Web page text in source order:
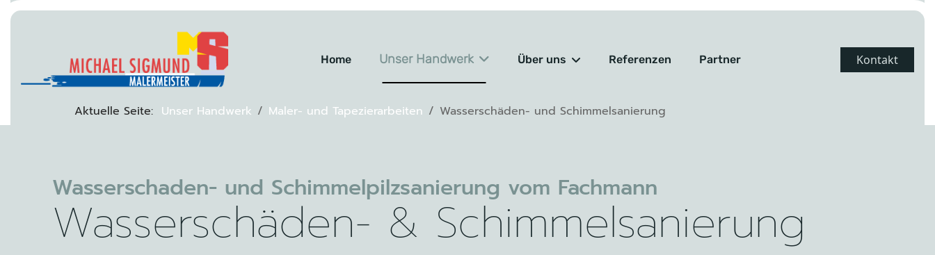
Home Unser Handwerk Über uns Referenzen Partner Kontakt
Aktuelle Seite: Unser Handwerk Maler- und Tapezierarbeiten Wasserschäden- und Schimmelsanierung
Wasserschaden- und Schimmelpilzsanierung vom Fachmann
Wasserschäden- & Schimmelsanierung